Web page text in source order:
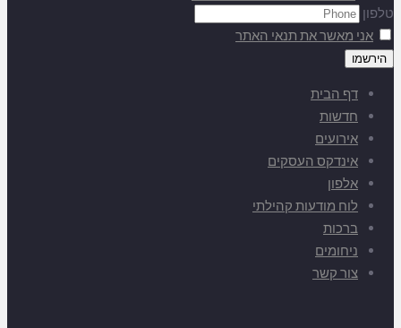
טלפון
אני מאשר את תנאי האתר
דף הבית
חדשות
אירועים
אינדקס העסקים
אלפון
לוח מודעות קהילתי
ברכות
ניחומים
צור קשר